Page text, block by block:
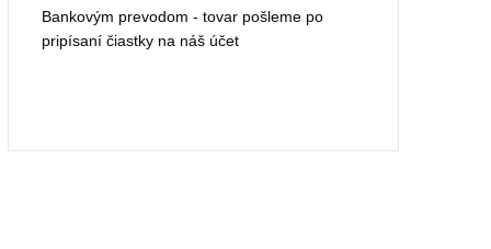
Bankovým prevodom - tovar pošleme po
pripísaní čiastky na náš účet